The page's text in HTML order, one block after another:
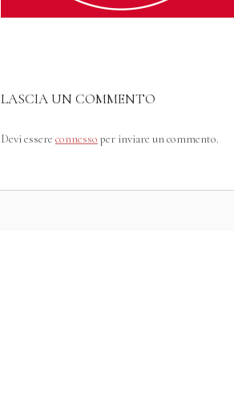
LASCIA UN COMMENTO
Devi essere connesso per inviare un commento.